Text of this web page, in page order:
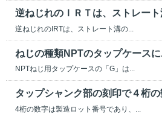
逆ねじれのＩＲＴは、ストレート
逆ねじれのIRTは、ストレート溝の...
ねじの種類NPTのタップケースに
NPTねじ用タップケースの「G」は...
タップシャンク部の刻印で４桁の
4桁の数字は製造ロット番号であり、...